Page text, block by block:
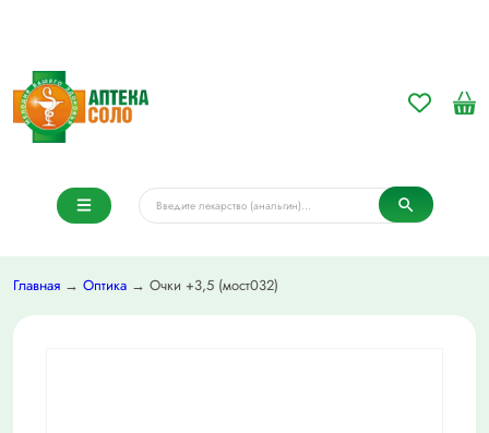
Главная → Оптика → Очки +3,5 (мост032)